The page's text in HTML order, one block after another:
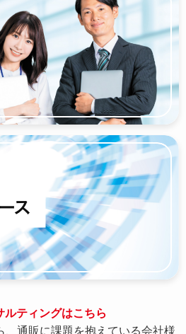
ルティングはこちら
、通販に課題を抱えている会社様